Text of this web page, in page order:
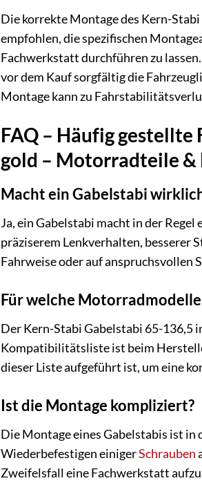
Die korrekte Montage des Kern-
empfohlen, die spezifischen
Fachwerkstatt durchführen zu
vor dem Kauf sorgfältig die
Montage kann zu
FAQ – Häufig
gold – Motorradteile &
Macht ein Gabelstabi
Ja, ein Gabelstabi macht in der
präziserem Lenkverhalten, besserer
Fahrweise oder auf anspruchsvollen
Für welche
Der Kern-Stabi Gabelstabi 65-136,5
Kompatibilitätsliste ist beim
dieser Liste aufgeführt ist, um eine
Ist die Montage kompliziert?
Die Montage eines Gabelstabis ist in
Wiederbefestigen einigerSchrauben
Zweifelsfall eine Fachwerkstatt